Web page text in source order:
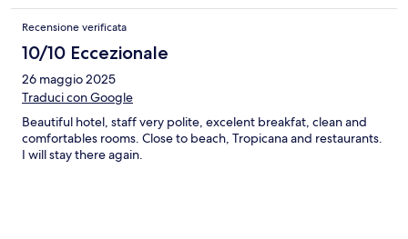
Recensione verificata
10/10 Eccezionale
26 maggio 2025
Traduci con Google
Beautiful hotel, staff very polite, excelent breakfat, clean and
comfortables rooms. Close to beach, Tropicana and restaurants.
I will stay there again.